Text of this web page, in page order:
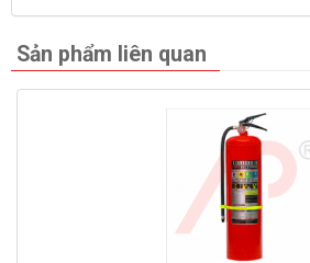
Sản phẩm liên quan